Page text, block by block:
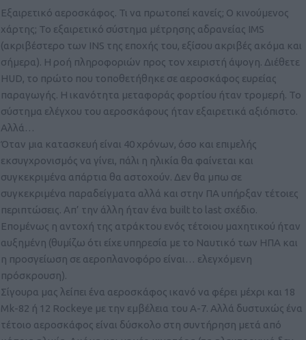
Εξαιρετικό αεροσκάφος. Τι να πρωτοπεί κανείς; Ο κινούμενος
χάρτης; Το εξαιρετικό σύστημα μέτρησης αδρανείας IMS
(ακριβέστερο των ΙΝS της εποχής του, εξίσου ακριβές ακόμα και
σήμερα). Η ροή πληροφοριών προς τον χειριστή άψογη. Διέθετε
HUD, το πρώτο που τοποθετήθηκε σε αεροσκάφος ευρείας
παραγωγής. Η ικανότητα μεταφοράς φορτίου ήταν τρομερή. Το
σύστημα ελέγχου του αεροσκάφους ήταν εξαιρετικά αξιόπιστο.
Αλλά…
Όταν μια κατασκευή είναι 40 χρόνων, όσο και επιμελής
εκσυγχρονισμός να γίνει, πάλι η ηλικία θα φαίνεται και
συγκεκριμένα απάρτια θα αστοχούν. Δεν θα μπω σε
συγκεκριμένα παραδείγματα αλλά και στην ΠΑ υπήρξαν τέτοιες
περιπτώσεις. Απ’ την άλλη ήταν ένα built to last σχέδιο.
Επομένως η αντοχή της ατράκτου ενός τέτοιου μαχητικού ήταν
αυξημένη (θυμίζω ότι είχε υπηρεσία με το Ναυτικό των ΗΠΑ και
η προσγείωση σε αεροπλανοφόρο είναι… ελεγχόμενη
πρόσκρουση).
Σίγουρα μας λείπει ένα αεροσκάφος ικανό να φέρει μέχρι και 18
Mk-82 ή 12 Rockeye με την εμβέλεια του Α-7. Αλλά δυστυχώς ένα
τέτοιο αεροσκάφος είναι δύσκολο στη συντήρηση μετά από